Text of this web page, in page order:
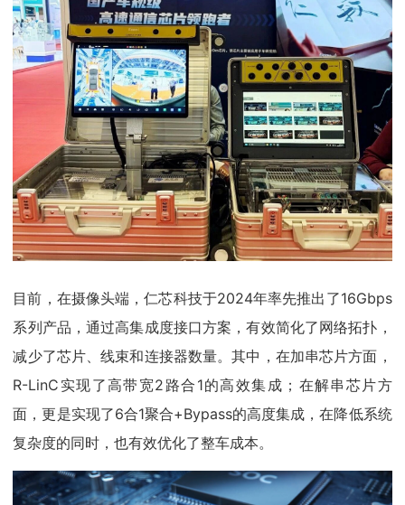
目前，在摄像头端，仁芯科技于2024年率先推出了16Gbps
系列产品，通过高集成度接口方案，有效简化了网络拓扑，
减少了芯片、线束和连接器数量。其中，在加串芯片方面，
R-LinC实现了高带宽2路合1的高效集成；在解串芯片方
面，更是实现了6合1聚合+Bypass的高度集成，在降低系统
复杂度的同时，也有效优化了整车成本。